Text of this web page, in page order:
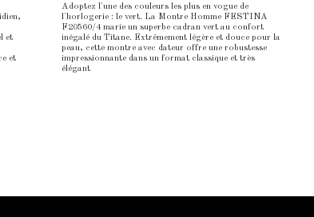
et
et
Adoptez l'une des couleurs les plus en vogue de
l'horlogerie : le vert. La Montre Homme FESTINA
F20560/4 marie un superbe cadran vert au confort
inégalé du Titane. Extrêmement légère et douce pour la
peau, cette montre avec dateur offre une robustesse
impressionnante dans un format classique et très
élégant